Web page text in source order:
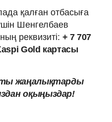
қалған отбасыға
Шенгелбаев
реквизиті: + 7 707
Gold картасы
жаңалықтарды
оқыңыздар!